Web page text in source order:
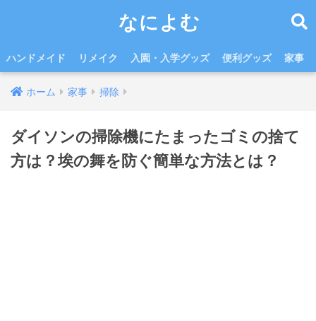
なによむ
ハンドメイド リメイク 入園・入学グッズ 便利グッズ 家事
ホーム 家事 掃除
ダイソンの掃除機にたまったゴミの捨て
方は？埃の舞を防ぐ簡単な方法とは？